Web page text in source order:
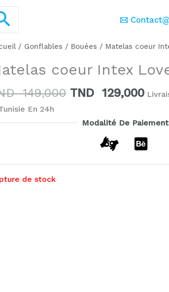
/ Gonflables / Bouées / Matelas coeur
coeur Intex
149,000
Le
initial
était :
TND
TND 129,000
Le
est :
TND
En 24h
Modalité De Paiement
de stock